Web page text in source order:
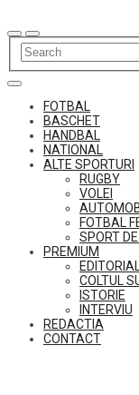
to
content
FOTBAL
BASCHET
HANDBAL
NATIONAL
ALTE SPORTURI
RUGBY
VOLEI
FOTBAL
SPORT
PREMIUM
EDITORIAL
COLTUL
ISTORIE
INTERVIU
REDACTIA
CONTACT